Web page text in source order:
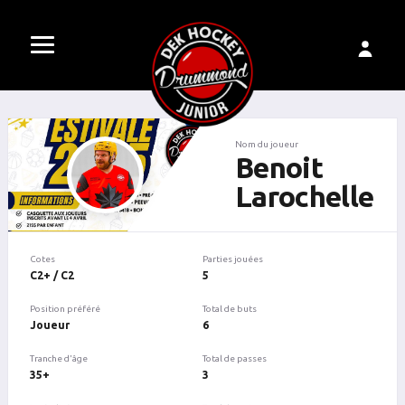
Nom du joueur
Benoit
Larochelle
Cotes
C2+ / C2
Position préféré
Joueur
Tranche d'âge
35+
Parties jouées
5
Total de buts
6
Total de passes
3